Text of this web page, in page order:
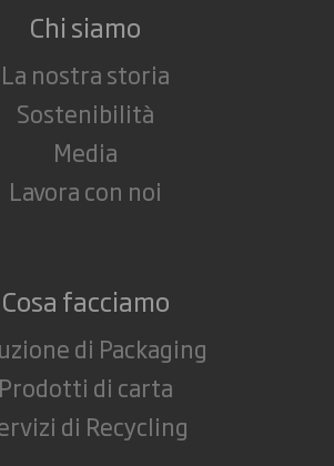
Chi siamo
La nostra storia
Sostenibilità
Media
Lavora con noi
Cosa facciamo
di Packaging
Prodotti di carta
di Recycling